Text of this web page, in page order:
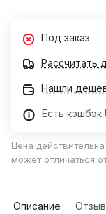
Под заказ
Рассчитать
Нашли
Есть кэшбэк
Цена
может отличаться
Описание